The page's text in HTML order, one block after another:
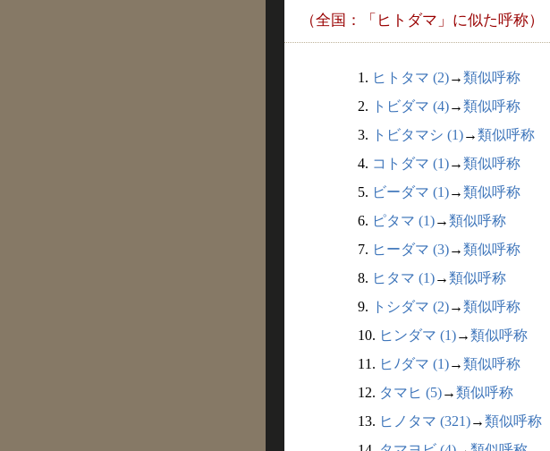
（全国：「ヒトダマ」に似た呼称）
1. ヒトタマ (2)→類似呼称
2.
トビダマ (4)→類似呼称
3.
トビタマシ (1)→類似呼称
4. コトダマ (1)→類似呼称
5. ビーダマ (1)→類似呼称
6. ピタマ (1)→類似呼称
7. ヒーダマ (3)→類似呼称
8. ヒタマ (1)→類似呼称
9.
トシダマ (2)→類似呼称
10. ヒンダマ (1)→類似呼称
11. ヒﾉダマ (1)→類似呼称
12. タマヒ (5)→類似呼称
13. ヒノタマ (321)→類似呼称